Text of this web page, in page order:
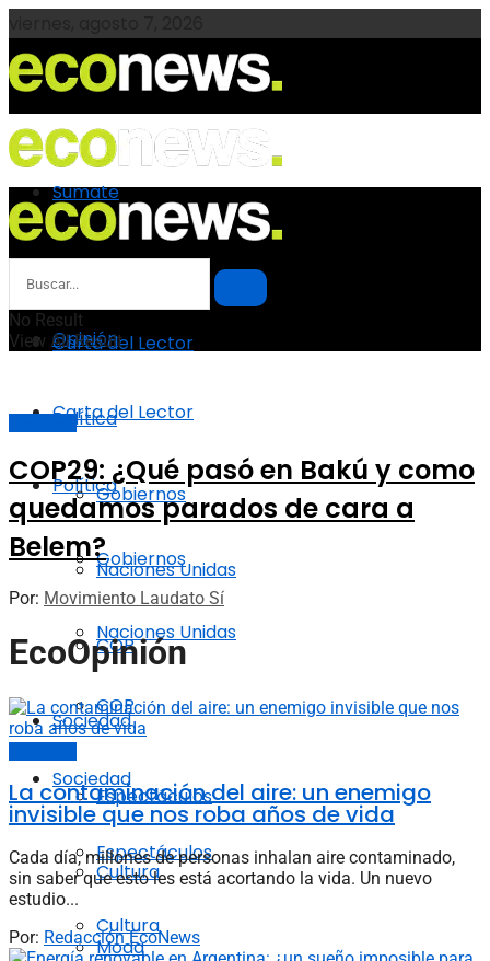
Sumate
Opinión
Carta del Lector
Política
Gobiernos
Naciones Unidas
COP
Sociedad
Espectáculos
Cultura
Moda
Sumate
Opinión
Carta del Lector
Política
Gobiernos
Naciones Unidas
COP
Sociedad
Espectáculos
Cultura
No Result
View All Result
COP29: ¿Qué pasó en Bakú y como
quedamos parados de cara a
Belem?
Por: Movimiento Laudato Sí
EcoOpinión
La contaminación del aire: un enemigo
invisible que nos roba años de vida
Cada día, millones de personas inhalan aire contaminado,
sin saber que esto les está acortando la vida. Un nuevo
estudio...
Por: Redacción EcoNews